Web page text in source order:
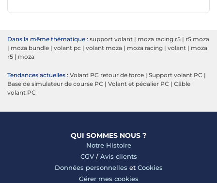
Dans la même thématique : support volant | moza racing r5 | r5 moza
| moza bundle | volant pc | volant moza | moza racing | volant | moza
r5 | moza
Tendances actuelles : Volant PC retour de force | Support volant PC |
Base de simulateur de course PC | Volant et pédalier PC | Câble
volant PC
QUI SOMMES NOUS ?
Notre Histoire
CGV/ Avis clients
Données personnelles et Cookies
Gérer mes cookies